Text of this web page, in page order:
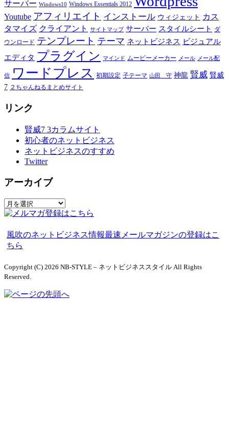
サーバー Windows10 Windows Essentials 2012
Youtube アフィリエイト インストール ウィジェット カス
タマイズ クライアント サイトマップ サーバー スタイルシート ダ
ウンロード テンプレート テーマ ネットビジネス ビジュアル
エディタ プラグイン マインド ムービーメーカー メール メール配
信 ワードプレス 初期設定 子テーマ 山田 守 神龍 賢威 賢威
7 ２ちゃんねるまとめサイト
リンク
賢威7 3カラムサイト
初心者のネットビジネス
ネットビジネスのすすめ
Twitter
アーカイブ
ア
ー
イ
ブ
風吹のネットビジネス情報最速メールマガジンの登録はこ
ちら
Copyright (C) 2026 NB-STYLE – ネットビジネススタイル All Rights
Reserved.